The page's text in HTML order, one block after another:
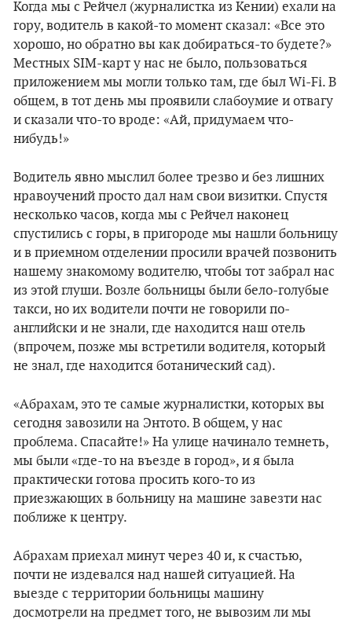
Когда мы с Рейчел (журналистка из Кении) ехали на
гору, водитель в какой-то момент сказал: «Все это
хорошо, но обратно вы как добираться-то будете?»
Местных SIM-карт у нас не было, пользоваться
приложением мы могли только там, где был Wi-Fi. В
общем, в тот день мы проявили слабоумие и отвагу
и сказали что-то вроде: «Ай, придумаем что-
нибудь!»
Водитель явно мыслил более трезво и без лишних
нравоучений просто дал нам свои визитки. Спустя
несколько часов, когда мы с Рейчел наконец
спустились с горы, в пригороде мы нашли больницу
и в приемном отделении просили врачей позвонить
нашему знакомому водителю, чтобы тот забрал нас
из этой глуши. Возле больницы были бело-голубые
такси, но их водители почти не говорили по-
английски и не знали, где находится наш отель
(впрочем, позже мы встретили водителя, который
не знал, где находится ботанический сад).
«Абрахам, это те самые журналистки, которых вы
сегодня завозили на Энтото. В общем, у нас
проблема. Спасайте!» На улице начинало темнеть,
мы были «где-то на въезде в город», и я была
практически готова просить кого-то из
приезжающих в больницу на машине завезти нас
поближе к центру.
Абрахам приехал минут через 40 и, к счастью,
почти не издевался над нашей ситуацией. На
выезде с территории больницы машину
досмотрели на предмет того, не вывозим ли мы